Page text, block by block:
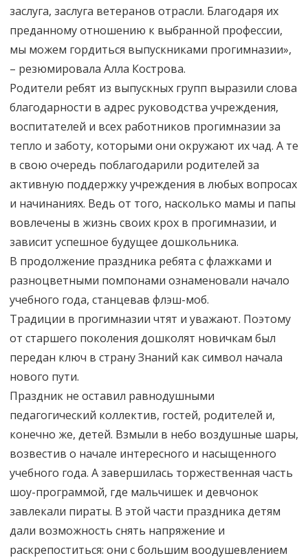
заслуга, заслуга ветеранов отрасли. Благодаря их
преданному отношению к выбранной профессии,
мы можем гордиться выпускниками прогимназии»,
– резюмировала Алла Кострова.
Родители ребят из выпускных групп выразили слова
благодарности в адрес руководства учреждения,
воспитателей и всех работников прогимназии за
тепло и заботу, которыми они окружают их чад. А те
в свою очередь поблагодарили родителей за
активную поддержку учреждения в любых вопросах
и начинаниях. Ведь от того, насколько мамы и папы
вовлечены в жизнь своих крох в прогимназии, и
зависит успешное будущее дошкольника.
В продолжение праздника ребята с флажками и
разноцветными помпонами ознаменовали начало
учебного года, станцевав флэш-моб.
Традиции в прогимназии чтят и уважают. Поэтому
от старшего поколения дошколят новичкам был
передан ключ в страну Знаний как символ начала
нового пути.
Праздник не оставил равнодушными
педагогический коллектив, гостей, родителей и,
конечно же, детей. Взмыли в небо воздушные шары,
возвестив о начале интересного и насыщенного
учебного года. А завершилась торжественная часть
шоу-программой, где мальчишек и девчонок
завлекали пираты. В этой части праздника детям
дали возможность снять напряжение и
раскрепоститься: они с большим воодушевлением